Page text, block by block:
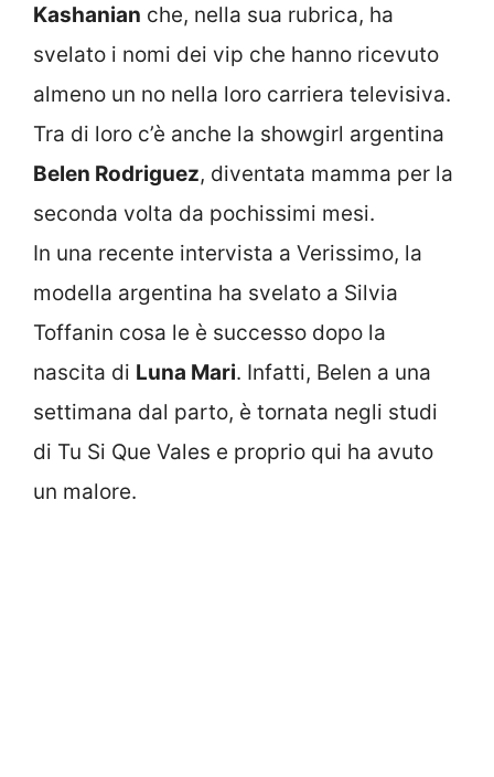
Kashanian che, nella sua rubrica, ha
svelato i nomi dei vip che hanno ricevuto
almeno un no nella loro carriera televisiva.
Tra di loro c’è anche la showgirl argentina
Belen Rodriguez, diventata mamma per la
seconda volta da pochissimi mesi.
In una recente intervista a Verissimo, la
modella argentina ha svelato a Silvia
Toffanin cosa le è successo dopo la
nascita di Luna Mari. Infatti, Belen a una
settimana dal parto, è tornata negli studi
di Tu Si Que Vales e proprio qui ha avuto
un malore.